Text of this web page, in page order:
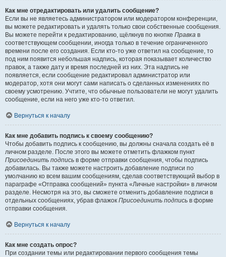
Как мне отредактировать или удалить сообщение?
Если вы не являетесь администратором или модератором конференции,
вы можете редактировать и удалять только свои собственные сообщения.
Вы можете перейти к редактированию, щёлкнув по кнопке Правка в
соответствующем сообщении, иногда только в течение ограниченного
времени после его создания. Если кто-то уже ответил на сообщение, то
под ним появится небольшая надпись, которая показывает количество
правок, а также дату и время последней из них. Эта надпись не
появляется, если сообщение редактировал администратор или
модератор, хотя они могут сами написать о сделанных изменениях по
своему усмотрению. Учтите, что обычные пользователи не могут удалить
сообщение, если на него уже кто-то ответил.
Вернуться к началу
Как мне добавить подпись к своему сообщению?
Чтобы добавить подпись к сообщению, вы должны сначала создать её в
личном разделе. После этого вы можете отметить флажком пункт
Присоединить подпись в форме отправки сообщения, чтобы подпись
добавилась. Вы также можете настроить добавление подписи по
умолчанию ко всем вашим сообщениям, сделав соответствующий выбор в
параграфе «Отправка сообщений» пункта «Личные настройки» в личном
разделе. Несмотря на это, вы сможете отменить добавление подписи в
отдельных сообщениях, убрав флажок Присоединить подпись в форме
отправки сообщения.
Вернуться к началу
Как мне создать опрос?
При создании темы или редактировании первого сообщения темы